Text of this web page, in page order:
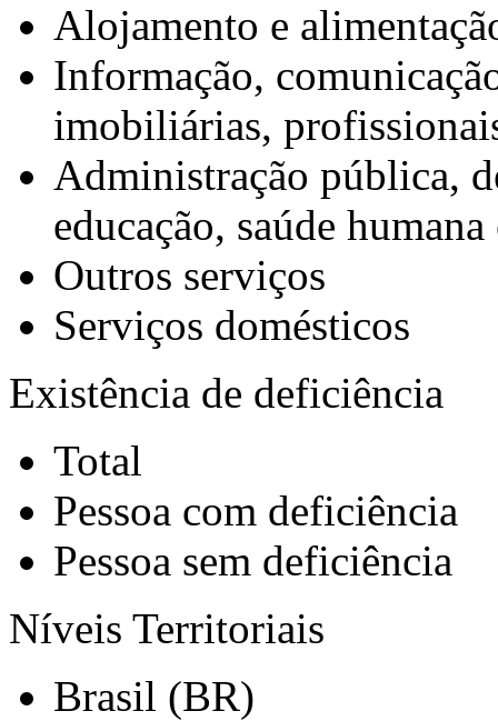
Alojamento e
Informação,
imobiliárias,
Administração pública,
educação, saúde
Outros serviços
Serviços domésticos
Existência de deficiência
Total
Pessoa com deficiência
Pessoa sem deficiência
Níveis Territoriais
Brasil (BR)